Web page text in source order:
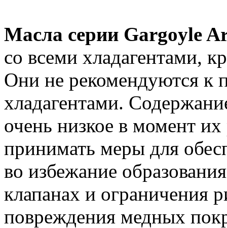
Масла серии Gargoyle
со всеми хладагентами,
Они не рекомендуются к
хладагентами.
очень низкое в момент
принимать меры для
во избежание
клапанах и ограничения
повреждения медных